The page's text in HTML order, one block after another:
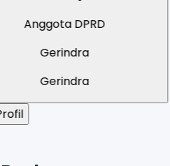
DPRD